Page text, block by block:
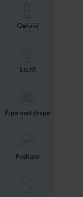
Geluid
Licht
Pipe and drape
Podium